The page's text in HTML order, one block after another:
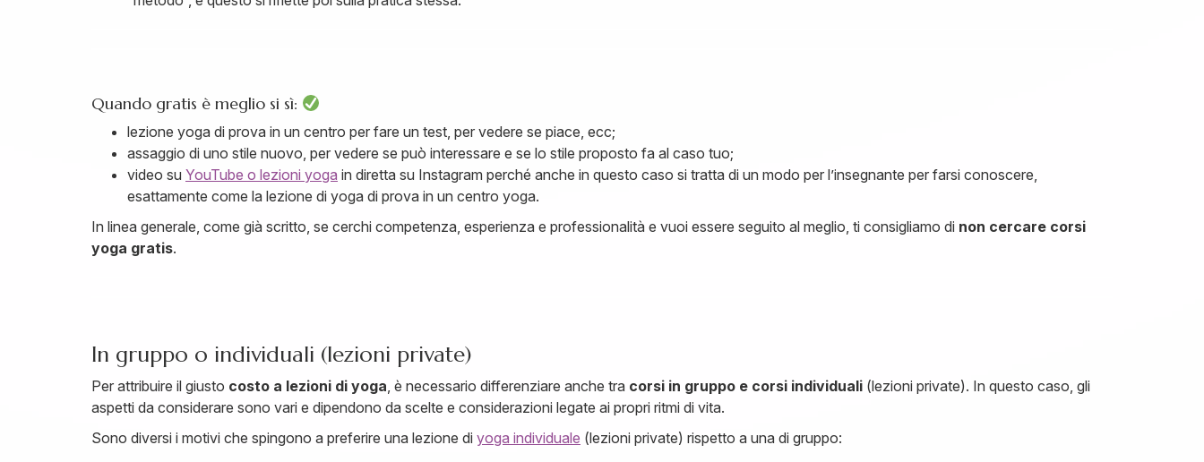
Quando gratis è meglio si sì:
lezione yoga di prova in un centro per fare un test, per vedere se piace, ecc;
assaggio di uno stile nuovo, per vedere se può interessare e se lo stile proposto fa al caso tuo;
video su YouTube o lezioni yoga in diretta su Instagram perché anche in questo caso si tratta di un modo per l’insegnante per farsi conoscere,
esattamente come la lezione di yoga di prova in un centro yoga.
In linea generale, come già scritto, se cerchi competenza, esperienza e professionalità e vuoi essere seguito al meglio, ti consigliamo di non cercare corsi
yoga gratis.
In gruppo o individuali (lezioni private)
Per attribuire il giusto costo a lezioni di yoga , è necessario differenziare anche tra corsi in gruppo e corsi individuali (lezioni private). In questo caso, gli
aspetti da considerare sono vari e dipendono da scelte e considerazioni legate ai propri ritmi di vita.
Sono diversi i motivi che spingono a preferire una lezione di yoga individuale (lezioni private) rispetto a una di gruppo: